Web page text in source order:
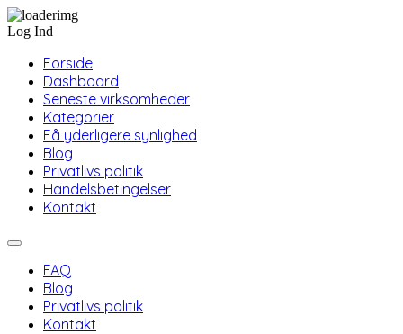
Log Ind
Forside
Dashboard
Seneste virksomheder
Kategorier
Få yderligere synlighed
Blog
Privatlivs politik
Handelsbetingelser
Kontakt
FAQ
Blog
Privatlivs politik
Kontakt